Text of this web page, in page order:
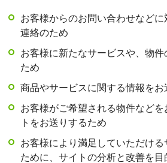
お客様からのお問い合わせなど
連絡のため
お客様に新たなサービスや、物
ため
商品やサービスに関する情報をお
お客様がご希望される物件など
トをお送りするため
お客様により満足していただけ
ために、サイトの分析と改善を目